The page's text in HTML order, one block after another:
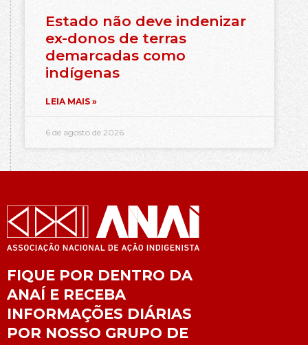
Estado não deve indenizar
ex-donos de terras
demarcadas como
indígenas
LEIA MAIS »
6 de agosto de 2026
FIQUE POR DENTRO DA
ANAÍ E RECEBA
INFORMAÇÕES DIÁRIAS
POR NOSSO GRUPO DE